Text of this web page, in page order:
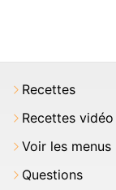
Recettes
Recettes vidéo
Voir les menus
Questions